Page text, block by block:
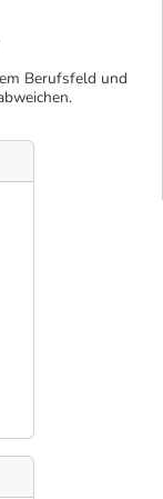
Berufsfeld und